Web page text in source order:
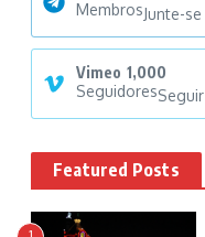
MembrosJunte-se
Vimeo 1,000
SeguidoresSeguir
Featured Posts